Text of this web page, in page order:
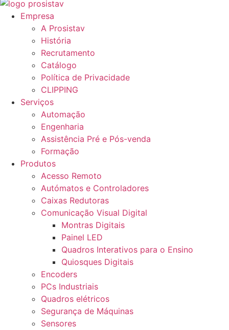
Empresa
A Prosistav
História
Recrutamento
Catálogo
Política de Privacidade
CLIPPING
Serviços
Automação
Engenharia
Assistência Pré e Pós-venda
Formação
Produtos
Acesso Remoto
Autómatos e Controladores
Caixas Redutoras
Comunicação Visual Digital
Montras Digitais
Painel LED
Quadros Interativos para o Ensino
Quiosques Digitais
Encoders
PCs Industriais
Quadros elétricos
Segurança de Máquinas
Sensores